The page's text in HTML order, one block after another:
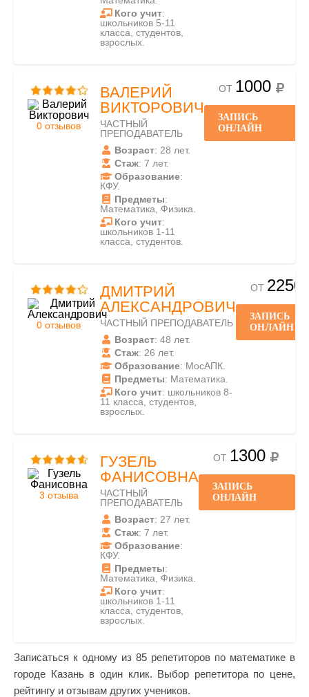
Кого учит:
школьников 5-11
класса, студентов,
взрослых.
0 отзывов
ВАЛЕРИЙ
ВИКТОРОВИЧ
ЧАСТНЫЙ
ПРЕПОДАВАТЕЛЬ
Возраст: 28 лет.
Стаж: 7 лет.
Образование:
КФУ.
Предметы:
Математика, Физика.
Кого учит:
школьников 1-11
класса, студентов.
ОТ 1000
ЗАПИСЬ
ОНЛАЙН
0 отзывов
ДМИТРИЙ
АЛЕКСАНДРОВИЧ
ЧАСТНЫЙ ПРЕПОДАВАТЕЛЬ
Возраст: 48 лет.
Стаж: 26 лет.
Образование: МосАПК.
Предметы: Математика.
Кого учит: школьников 8-
11 класса, студентов,
взрослых.
ОТ 2250
ЗАПИСЬ
ОНЛАЙН
3 отзыва
ГУЗЕЛЬ
ФАНИСОВНА
ЧАСТНЫЙ
ПРЕПОДАВАТЕЛЬ
Возраст: 27 лет.
Стаж: 7 лет.
Образование:
КФУ.
Предметы:
Математика, Физика.
Кого учит:
школьников 1-11
класса, студентов,
взрослых.
ОТ 1300
ЗАПИСЬ
ОНЛАЙН
Записаться к одному из 85 репетиторов по математике в
городе Казань в один клик. Выбор репетитора по цене,
рейтингу и отзывам других учеников.